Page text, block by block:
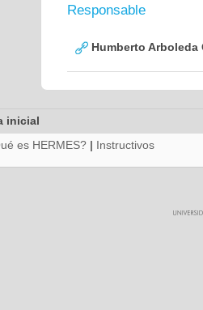
Responsable
Humberto Arboleda
inicial
es HERMES? | Instructivos